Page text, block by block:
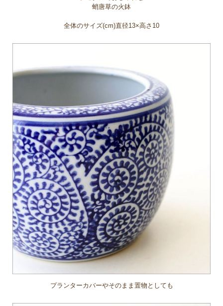
蛸唐草の火鉢
全体のサイズ(cm)直径13×高さ10
プランターカバーやそのまま置物としても